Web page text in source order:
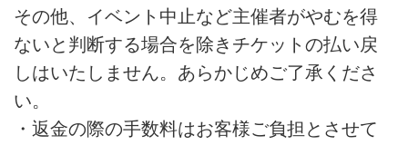
その他、イベント中止など主催者がやむを得
ないと判断する場合を除きチケットの払い戻
しはいたしません。あらかじめご了承くださ
い。
・返金の際の手数料はお客様ご負担とさせて